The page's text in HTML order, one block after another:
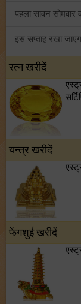
इस सप्ताह रखा
रत्न खरीदें
यन्त्र खरीदें
फेंगशुई खरीदें